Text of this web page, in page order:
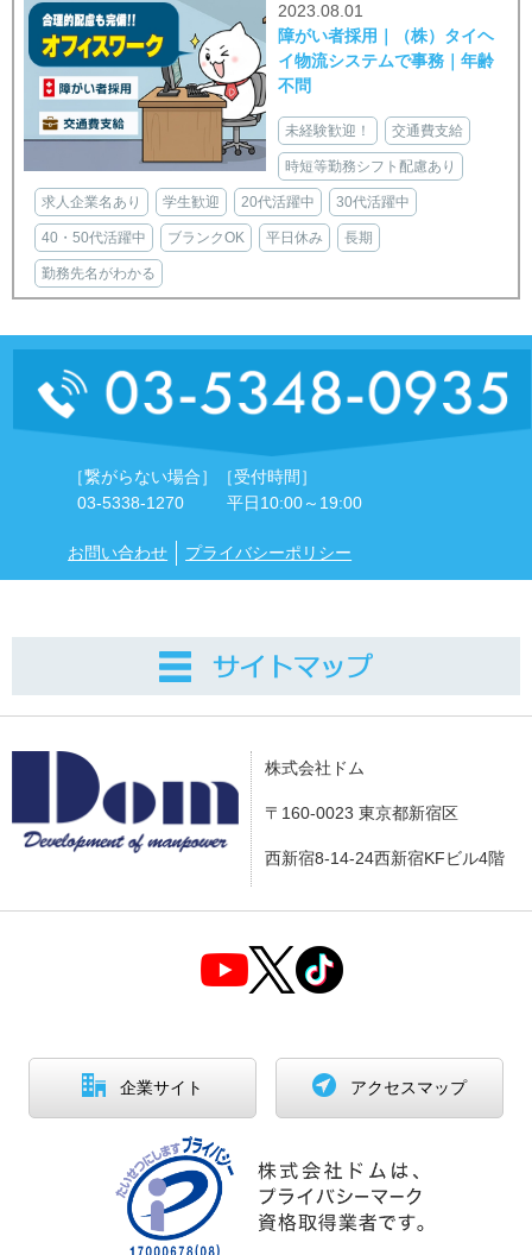
2023.08.01
障がい者採用｜（株）タイヘ
イ物流システムで事務｜年齢
不問
未経験歓迎！ 交通費支給
時短等勤務シフト配慮あり
求人企業名あり 学生歓迎 20代活躍中 30代活躍中
40・50代活躍中 ブランクOK 平日休み 長期
勤務先名がわかる
［繋がらない場合］
03-5338-1270
［受付時間］
平日10:00～19:00
お問い合わせ プライバシーポリシー
株式会社ドム
〒160-0023 東京都新宿区
西新宿8-14-24西新宿KFビル4階
企業サイト アクセスマップ